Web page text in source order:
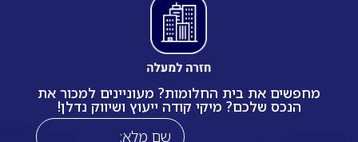
מחפשים את בית החלומות? מעוניינים למכור את
הנכס שלכם? מיקי קודה ייעוץ ושיווק נדלן!